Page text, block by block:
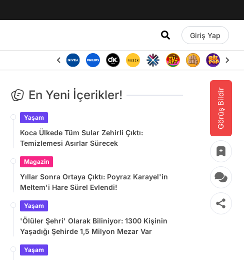
Giriş Yap
Görüş Bildir
En Yeni İçerikler!
Yaşam
Koca Ülkede Tüm Sular Zehirli Çıktı:
Temizlemesi Asırlar Sürecek
Magazin
Yıllar Sonra Ortaya Çıktı: Poyraz Karayel'in
Meltem'i Hare Sürel Evlendi!
Yaşam
'Ölüler Şehri' Olarak Biliniyor: 1300 Kişinin
Yaşadığı Şehirde 1,5 Milyon Mezar Var
Yaşam